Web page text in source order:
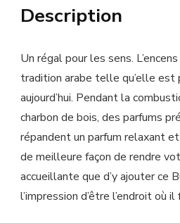
Description
Un régal pour les sens.
tradition arabe telle qu’elle est
aujourd’hui. Pendant la
charbon de bois, des parfums
répandent un parfum relaxant et
de meilleure façon de rendre
accueillante que d’y ajouter ce
l’impression d’être l’endroit où